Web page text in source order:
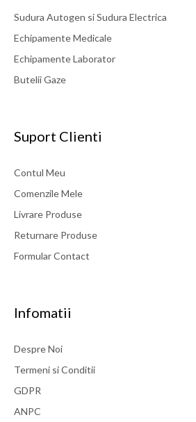
Sudura Autogen si Sudura Electrica
Echipamente Medicale
Echipamente Laborator
Butelii Gaze
Suport Clienti
Contul Meu
Comenzile Mele
Livrare Produse
Returnare Produse
Formular Contact
Infomatii
Despre Noi
Termeni si Conditii
GDPR
ANPC